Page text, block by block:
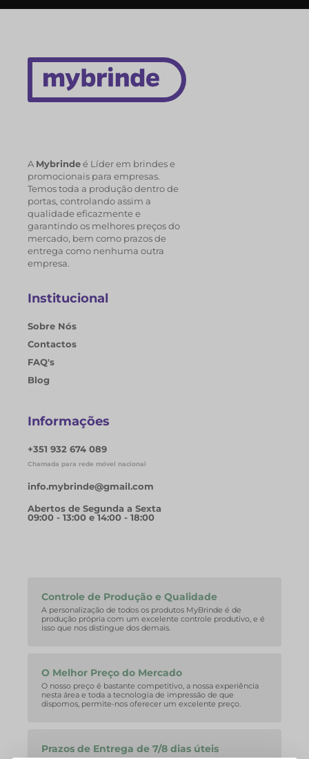
A Mybrindeé Líder em brindes e
promocionais para empresas.
Temos toda a produção dentro de
portas, controlando assim a
qualidade eficazmente e
garantindo os melhores preços do
mercado, bem como prazos de
entrega como nenhuma outra
empresa.
Institucional
Sobre Nós
Contactos
FAQ's
Blog
Informações
+351 932 674 089
Chamada para rede móvel nacional
info.mybrinde@gmail.com
Abertos de Segunda a Sexta
09:00 - 13:00 e 14:00 - 18:00
Controle de Produção e Qualidade
A personalização de todos os produtos MyBrinde é de
produção própria com um excelente controle produtivo, e é
isso que nos distingue dos demais.
O Melhor Preço do Mercado
O nosso preço é bastante competitivo, a nossa experiência
nesta área e toda a tecnologia de impressão de que
dispomos, permite-nos oferecer um excelente preço.
Prazos de Entrega de 7/8 dias úteis